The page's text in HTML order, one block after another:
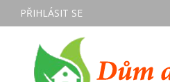
PŘIHLÁSIT SE